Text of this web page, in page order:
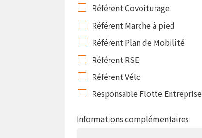
Référent Covoiturage
Référent Marche à pied
Référent Plan de Mobilité
Référent RSE
Référent Vélo
Responsable Flotte Entreprise
Informations complémentaires